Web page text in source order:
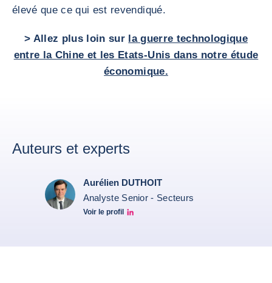
élevé que ce qui est revendiqué.
> Allez plus loin sur la guerre technologique
entre la Chine et les Etats-Unis dans notre étude
économique.
Auteurs et experts
Aurélien DUTHOIT
Analyste Senior - Secteurs
Voir le profil
Aurélien Duthoit Linkedin profile